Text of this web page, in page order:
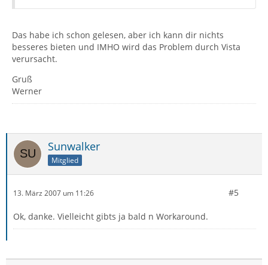
Das habe ich schon gelesen, aber ich kann dir nichts
besseres bieten und IMHO wird das Problem durch Vista
verursacht.
Gruß
Werner
Sunwalker
Mitglied
13. März 2007 um 11:26 #5
Ok, danke. Vielleicht gibts ja bald n Workaround.